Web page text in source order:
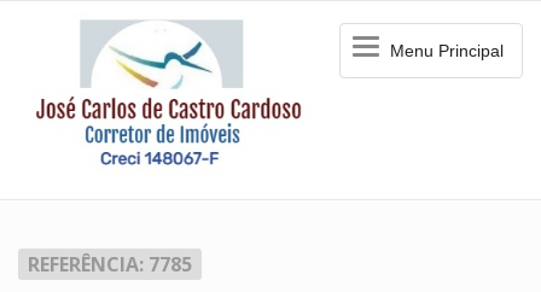
MenuMenu Principal
REFERÊNCIA: 7785